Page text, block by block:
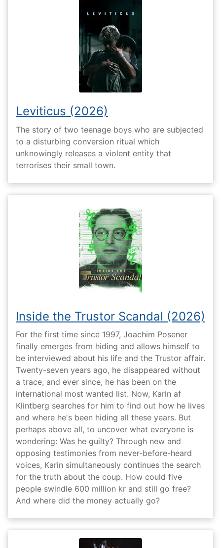
Leviticus (2026)
The story of two teenage boys who are subjected
to a disturbing conversion ritual which
unknowingly releases a violent entity that
terrorises their small town.
Inside the Trustor Scandal (2026)
For the first time since 1997, Joachim Posener
finally emerges from hiding and allows himself to
be interviewed about his life and the Trustor affair.
Twenty-seven years ago, he disappeared without
a trace, and ever since, he has been on the
international most wanted list. Now, Karin af
Klintberg searches for him to find out how he lives
and where he's been hiding all these years. But
perhaps above all, to uncover what everyone is
wondering: Was he guilty? Through new and
opposing testimonies from never-before-heard
voices, Karin simultaneously continues the search
for the truth about the coup. How could five
people swindle 600 million kr and still go free?
And where did the money actually go?